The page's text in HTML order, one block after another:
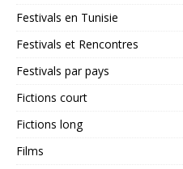
Festivals en Tunisie
Festivals et Rencontres
Festivals par pays
Fictions court
Fictions long
Films